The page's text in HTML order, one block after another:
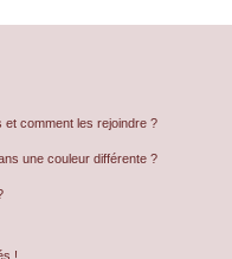
et comment les rejoindre ?
une couleur différente ?
!